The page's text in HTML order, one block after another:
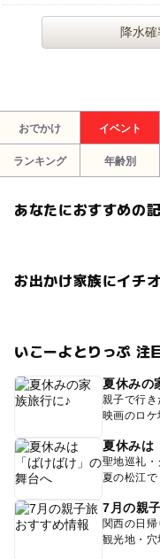
降水
おでかけ イベント
ランキング 年齢別
あなたにおすすめの
お出かけ家族にイチ
いこーよとりっぷ 注
夏休みの
親子で行
映画のロ
夏休みは
聖地巡礼・
夏の松江
7月の親
関西の日
観光地・